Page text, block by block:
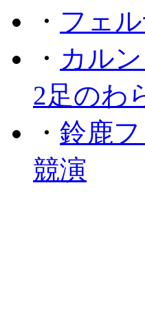
・ フェ
・ カル
2足のわ
・ 鈴鹿
競演